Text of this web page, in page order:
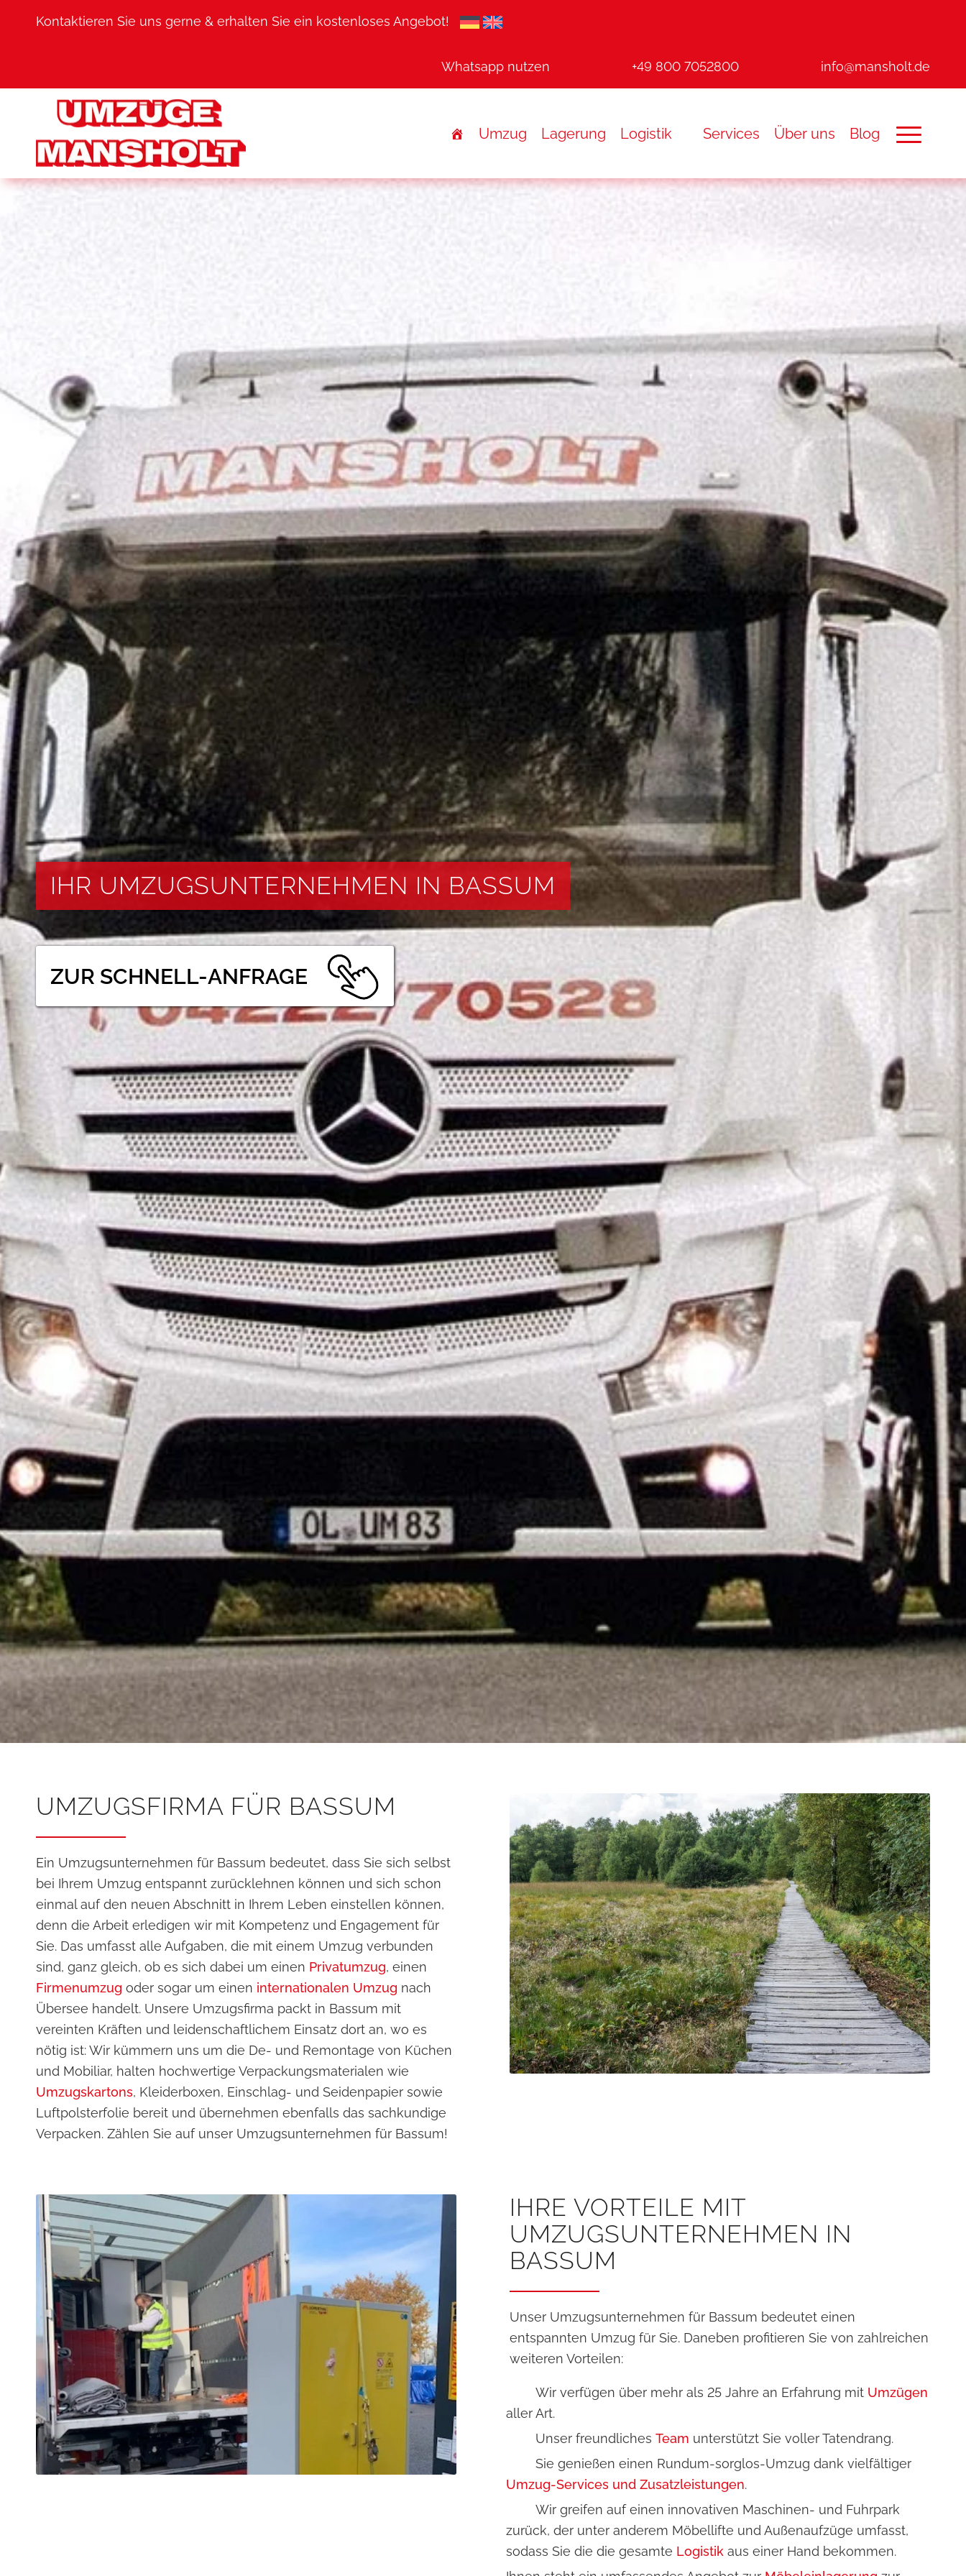
Kontaktieren Sie uns gerne & erhalten Sie ein kostenloses Angebot!
Whatsapp nutzen +49 800 7052800 info@mansholt.de
Umzug Lagerung Logistik Services Über uns Blog
IHR UMZUGSUNTERNEHMEN IN BASSUM
ZUR SCHNELL-ANFRAGE
UMZUGSFIRMA FÜR BASSUM
Ein Umzugsunternehmen für Bassum bedeutet, dass Sie sich selbst
bei Ihrem Umzug entspannt zurücklehnen können und sich schon
einmal auf den neuen Abschnitt in Ihrem Leben einstellen können,
denn die Arbeit erledigen wir mit Kompetenz und Engagement für
Sie. Das umfasst alle Aufgaben, die mit einem Umzug verbunden
sind, ganz gleich, ob es sich dabei um einen Privatumzug, einen
Firmenumzug oder sogar um einen internationalen Umzug nach
Übersee handelt. Unsere Umzugsfirma packt in Bassum mit
vereinten Kräften und leidenschaftlichem Einsatz dort an, wo es
nötig ist: Wir kümmern uns um die De- und Remontage von Küchen
und Mobiliar, halten hochwertige Verpackungsmaterialen wie
Umzugskartons, Kleiderboxen, Einschlag- und Seidenpapier sowie
Luftpolsterfolie bereit und übernehmen ebenfalls das sachkundige
Verpacken. Zählen Sie auf unser Umzugsunternehmen für Bassum!
IHRE VORTEILE MIT
UMZUGSUNTERNEHMEN IN
BASSUM
Unser Umzugsunternehmen für Bassum bedeutet einen
entspannten Umzug für Sie. Daneben profitieren Sie von zahlreichen
weiteren Vorteilen:
Wir verfügen über mehr als 25 Jahre an Erfahrung mit Umzügen
aller Art.
Unser freundlichesTeam unterstützt Sie voller Tatendrang.
Sie genießen einen Rundum-sorglos-Umzug dank vielfältiger
Umzug-Services und Zusatzleistungen.
Wir greifen auf einen innovativen Maschinen- und Fuhrpark
zurück, der unter anderem Möbellifte und Außenaufzüge umfasst,
sodass Sie die die gesamte Logistik aus einer Hand bekommen.